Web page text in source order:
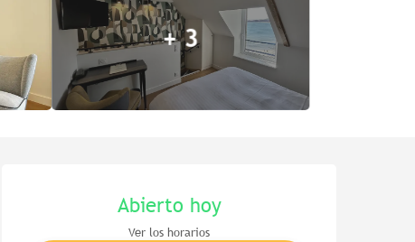
+ 3
Abierto hoy
Ver los horarios